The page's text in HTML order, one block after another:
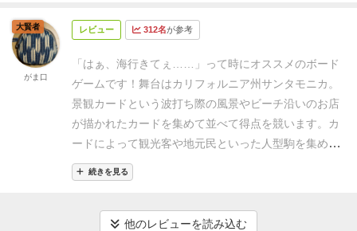
ません。逆にアクティビティに誘導出来なかったコマ
ーは、自分のビーチをパズル的に組み立てながら、自
分のコマたちをパズル的に移動させる二つの局面を同
時に行うことになるのです。これらが非常にシンプル
なルールのなかに精妙に組み込まれており、カードを
引いてセットするだけのアクションに贅沢なジレンマ
を与えてくれます。
いカードは二列目だから先に取って…いやそうしたら
ー構築の妙味とは、カードを集めて作成したタブロー
自体がプレイヤーボード、あるいはゲームボードの役
割を果たしそこでトークンや コマなどを操作するも
のである。例えばスルー・ジ・エイジズ、パックスシ
リーズ（パミール、ポリフォルニアなど）、レースフ
ォーザギャラクシー、レスアルカナなど。どれもプレ
イしごたえのある作品である。 このサンタモニカもそ
の意味ではまさにタブロー構築のど真ん中の作品であ
りながらBGGのウェイトで約２.0と、とても簡潔にま
択）して自分の領域に置くだけだが、各カードにはそ
外だった）。そのためやる前は人の多い賑やかな楽し
みたら人増えるなって思いながらプレイすることにな
ったのは、ちょっと想定外。点数的にも一人処理する
のとVIP様を移動させるのでは、VIP様優先になるので
プレイ中は最初に書いた気分になってしまった。 愚痴
みたいな内容から始まってしまったが、ゲームとして
は8枚中前列4枚しか取れないが、後列からとる手段
面白い。人の手を見てピックを変えるのは明らかに相
レビュー 312名が参考
「はぁ、海行きてぇ……」って時にオススメのボード
ゲームです！ 舞台はカリフォルニア州サンタモニカ。
景観カードという波打ち際の風景やビーチ沿いのお店
が描かれたカードを集めて並べて得点を競います。
カ
ードによって観光客や地元民といった人型駒を集め
る、特定の属性を持ったカードを隣接ないし集合させ
る、VIPに訪問してもらうなど得点の取り方が違い、
あります。なによりカードのイラストに味があり、の
続きを見る
大賢者
がま口
他のレビューを読み込む